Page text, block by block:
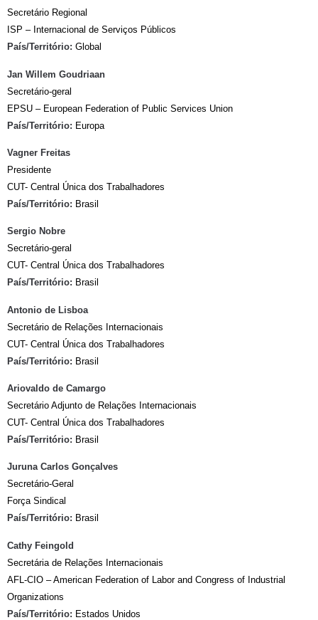
Secretário Regional
ISP – Internacional de Serviços Públicos
País/Território: Global
Jan Willem Goudriaan
Secretário-geral
EPSU – European Federation of Public Services Union
País/Território: Europa
Vagner Freitas
Presidente
CUT- Central Única dos Trabalhadores
País/Território: Brasil
Sergio Nobre
Secretário-geral
CUT- Central Única dos Trabalhadores
País/Território: Brasil
Antonio de Lisboa
Secretário de Relações Internacionais
CUT- Central Única dos Trabalhadores
País/Território: Brasil
Ariovaldo de Camargo
Secretário Adjunto de Relações Internacionais
CUT- Central Única dos Trabalhadores
País/Território: Brasil
Juruna Carlos Gonçalves
Secretário-Geral
Força Sindical
País/Território: Brasil
Cathy Feingold
Secretária de Relações Internacionais
AFL-CIO – American Federation of Labor and Congress of Industrial
Organizations
País/Território: Estados Unidos